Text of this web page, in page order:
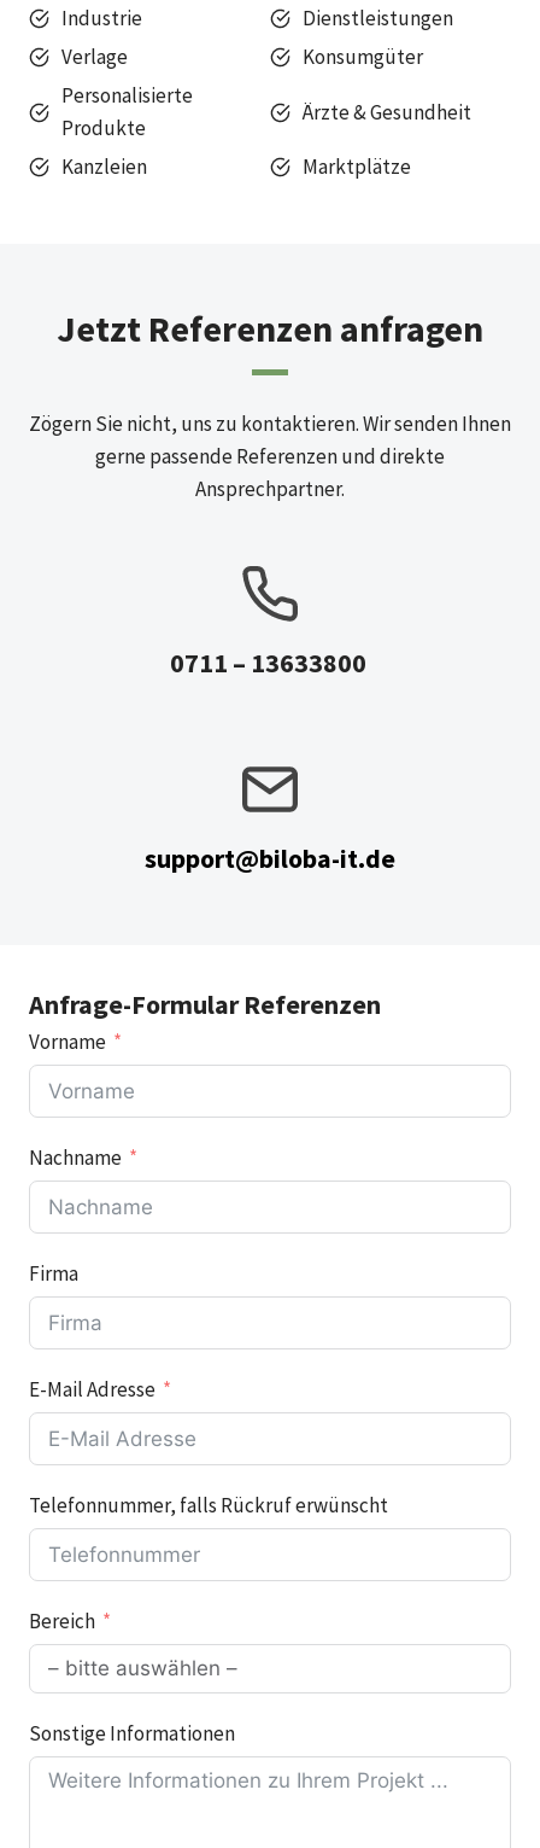
Industrie
Dienstleistungen
Verlage
Konsumgüter
Personalisierte
Produkte
Ärzte & Gesundheit
Kanzleien Marktplätze
Jetzt Referenzen anfragen
Zögern Sie nicht, uns zu kontaktieren. Wir senden Ihnen
gerne passende Referenzen und direkte
Ansprechpartner.
0711 – 13633800
support@biloba-it.de
Anfrage-Formular Referenzen
Vorname
Nachname
Firma
E-Mail Adresse
Telefonnummer, falls Rückruf erwünscht
Bereich
Sonstige Informationen